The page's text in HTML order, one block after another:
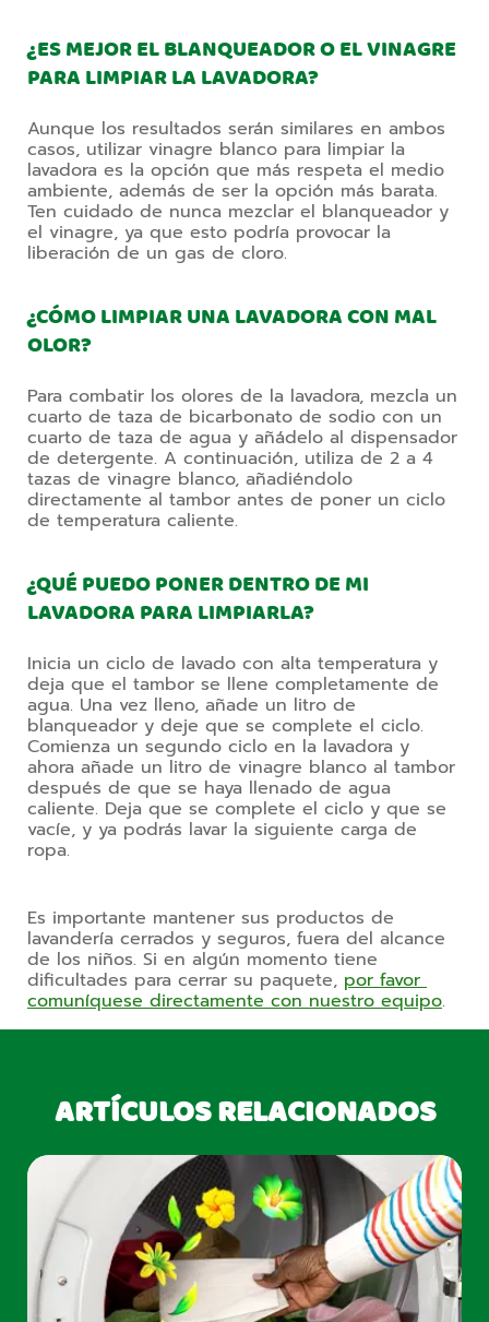
¿ES MEJOR EL BLANQUEADOR O EL VINAGRE
PARA LIMPIAR LA LAVADORA?
Aunque los resultados serán similares en ambos
casos, utilizar vinagre blanco para limpiar la
lavadora es la opción que más respeta el medio
ambiente, además de ser la opción más barata.
Ten cuidado de nunca mezclar el blanqueador y
el vinagre, ya que esto podría provocar la
liberación de un gas de cloro.
¿CÓMO LIMPIAR UNA LAVADORA CON MAL
OLOR?
Para combatir los olores de la lavadora, mezcla un
cuarto de taza de bicarbonato de sodio con un
cuarto de taza de agua y añádelo al dispensador
de detergente. A continuación, utiliza de 2 a 4
tazas de vinagre blanco, añadiéndolo
directamente al tambor antes de poner un ciclo
de temperatura caliente.
¿QUÉ PUEDO PONER DENTRO DE MI
LAVADORA PARA LIMPIARLA?
Inicia un ciclo de lavado con alta temperatura y
deja que el tambor se llene completamente de
agua. Una vez lleno, añade un litro de
blanqueador y deje que se complete el ciclo.
Comienza un segundo ciclo en la lavadora y
ahora añade un litro de vinagre blanco al tambor
después de que se haya llenado de agua
caliente. Deja que se complete el ciclo y que se
vacíe, y ya podrás lavar la siguiente carga de
ropa.
Es importante mantener sus productos de
lavandería cerrados y seguros, fuera del alcance
de los niños. Si en algún momento tiene
dificultades para cerrar su paquete, por favor
comuníquese directamente con nuestro equipo.
ARTÍCULOS RELACIONADOS